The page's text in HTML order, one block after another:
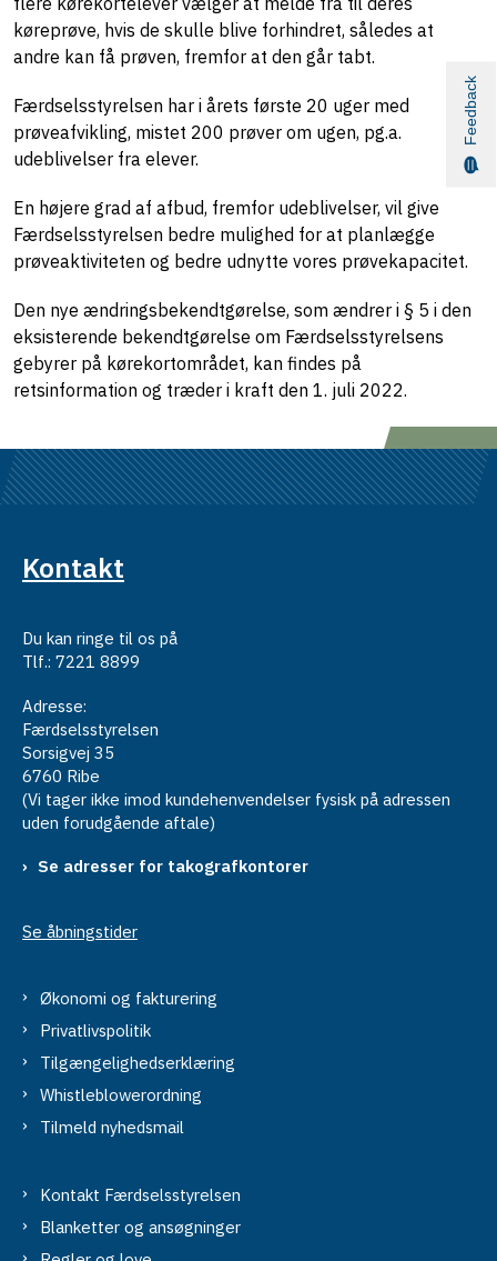
køreprøve, hvis de skulle blive forhindret, således at
andre kan få prøven, fremfor at den går tabt.
Færdselsstyrelsen har i årets første 20 uger med
prøveafvikling, mistet 200 prøver om ugen, pg.a.
udeblivelser fra elever.
En højere grad af afbud, fremfor udeblivelser, vil give
Færdselsstyrelsen bedre mulighed for at planlægge
prøveaktiviteten og bedre udnytte vores prøvekapacitet.
Den nye ændringsbekendtgørelse, som ændrer i § 5 i den
eksisterende bekendtgørelse om Færdselsstyrelsens
gebyrer på kørekortområdet, kan findes på
retsinformation og træder i kraft den 1. juli 2022.
Kontakt
Du kan ringe til os på
Tlf.: 7221 8899
Adresse:
Færdselsstyrelsen
Sorsigvej 35
6760 Ribe
(Vi tager ikke imod kundehenvendelser fysisk på adressen
uden forudgående aftale)
Se adresser for takografkontorer
Se åbningstider
Økonomi og fakturering
Privatlivspolitik
Tilgængelighedserklæring
Whistleblowerordning
Tilmeld nyhedsmail
Kontakt Færdselsstyrelsen
Blanketter og ansøgninger
Feedback